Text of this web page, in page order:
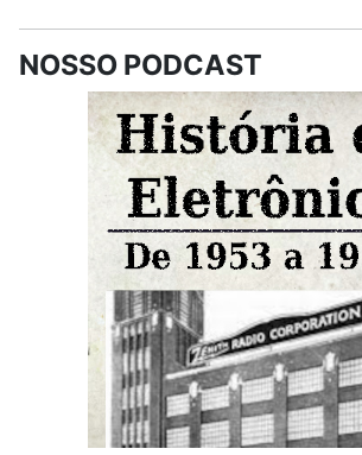
NOSSO PODCAST